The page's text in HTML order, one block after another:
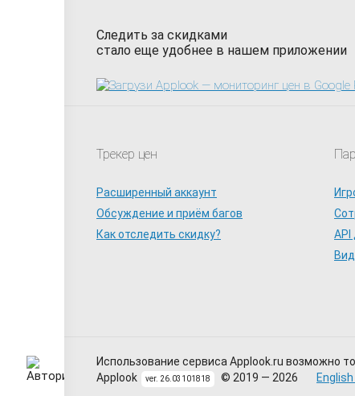
Следить за скидками
стало еще удобнее в нашем приложении
Трекер цен
Расширенный аккаунт
Обсуждение и приём багов
Как отследить скидку?
API
Использование сервиса Applook.ru возможно
Applook ver. 26.03101818 © 2019 — 2026